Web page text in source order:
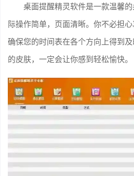
桌面提醒精灵软件是一款温馨
际操作简单，页面清晰。你不必担
确保您的时间表在各个方向上得到
的皮肤，一定会让你感到轻松愉快。